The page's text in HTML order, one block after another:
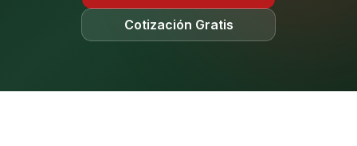
Cotización Gratis